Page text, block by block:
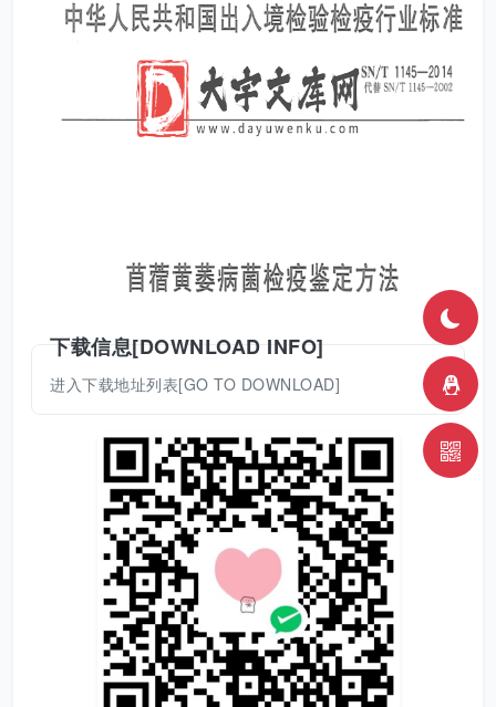
下载信息[DOWNLOAD INFO]
进入下载地址列表[GO TO DOWNLOAD]